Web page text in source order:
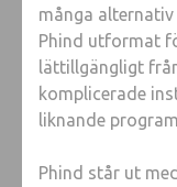
många
Phind utformat
lättillgängligt
komplicerade
liknande
Phind står ut